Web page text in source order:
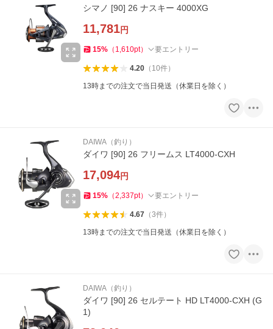
シマノ [90] 26 ナスキー 4000XG
11,781円
15% （ 1,610pt） 要エントリー
4.20（ 10件）
13時までの注文で当日発送（休業日を除く）
DAIWA（釣り）
ダイワ [90] 26 フリームス LT4000-CXH
17,094円
15% （2,337pt） 要エントリー
4.67（3件）
13時までの注文で当日発送（休業日を除く）
DAIWA（釣り）
ダイワ [90] 26 セルテート HD LT4000-CXH (G
1)